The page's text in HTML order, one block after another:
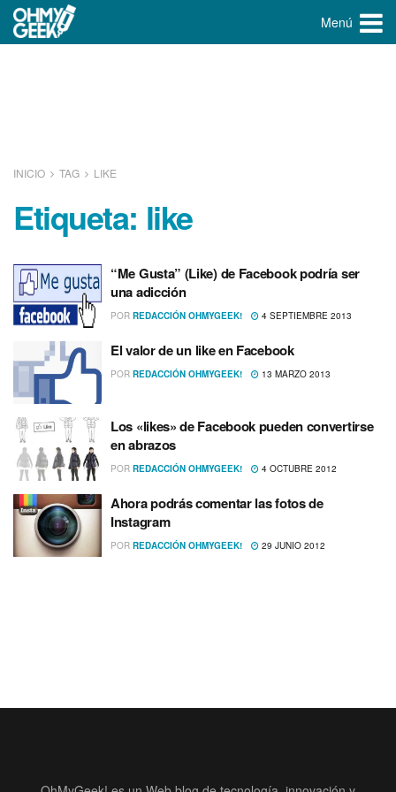
Menú
INICIO TAG LIKE
Etiqueta: like
“Me Gusta” (Like) de Facebook podrí­a ser
una adicción
POR REDACCIÓN OHMYGEEK! 4 SEPTIEMBRE 2013
El valor de un like en Facebook
POR REDACCIÓN OHMYGEEK! 13 MARZO 2013
Los «likes» de Facebook pueden convertirse
en abrazos
POR REDACCIÓN OHMYGEEK! 4 OCTUBRE 2012
Ahora podrás comentar las fotos de
Instagram
POR REDACCIÓN OHMYGEEK! 29 JUNIO 2012